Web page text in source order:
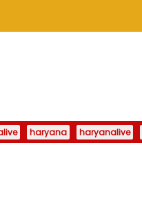
haryana haryanalive